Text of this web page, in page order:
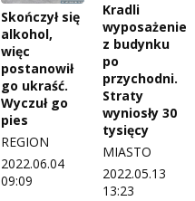
Skończył się
alkohol,
więc
postanowił
go ukraść.
Wyczuł go
pies
REGION
2022.06.04
09:09
Kradli
wyposażenie
z budynku
po
przychodni.
Straty
wyniosły 30
tysięcy
MIASTO
2022.05.13
13:23